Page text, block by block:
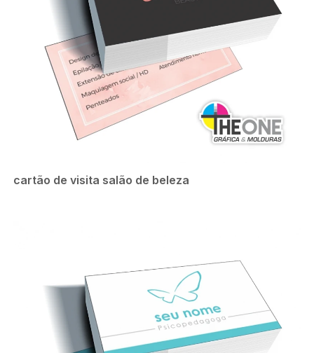
cartão de visita salão de beleza